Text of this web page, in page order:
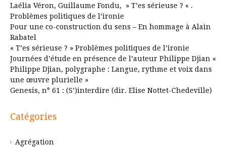
Laélia Véron, Guillaume Fondu, » T’es sérieuse ? « .
Problèmes politiques de l’ironie
Pour une co-construction du sens – En hommage à Alain
Rabatel
« T’es sérieuse ? » Problèmes politiques de l’ironie
Journées d’étude en présence de l’auteur Philippe Djian «
Philippe Djian, polygraphe : Langue, rythme et voix dans
une œuvre plurielle »
Genesis, n° 61 : (S’)interdire (dir. Elise Nottet-Chedeville)
Catégories
Agrégation